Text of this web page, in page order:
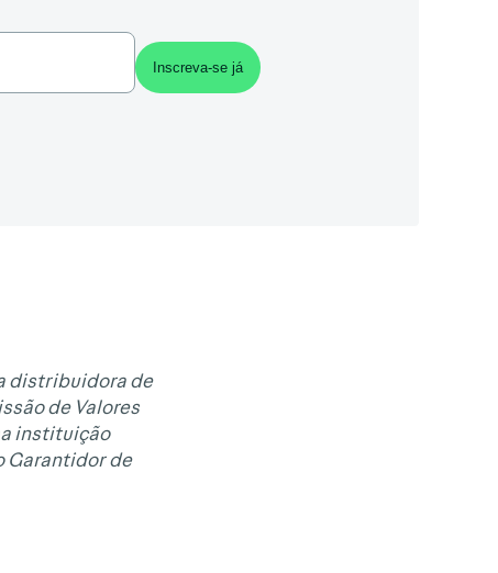
distribuidora de
de Valores
instituição
Garantidor de